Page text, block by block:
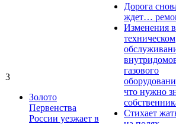
3
Золото
Первенства
России уезжает в
Дорога
ждет…
Изменения в
техническом
газового
что нужно
Стихает